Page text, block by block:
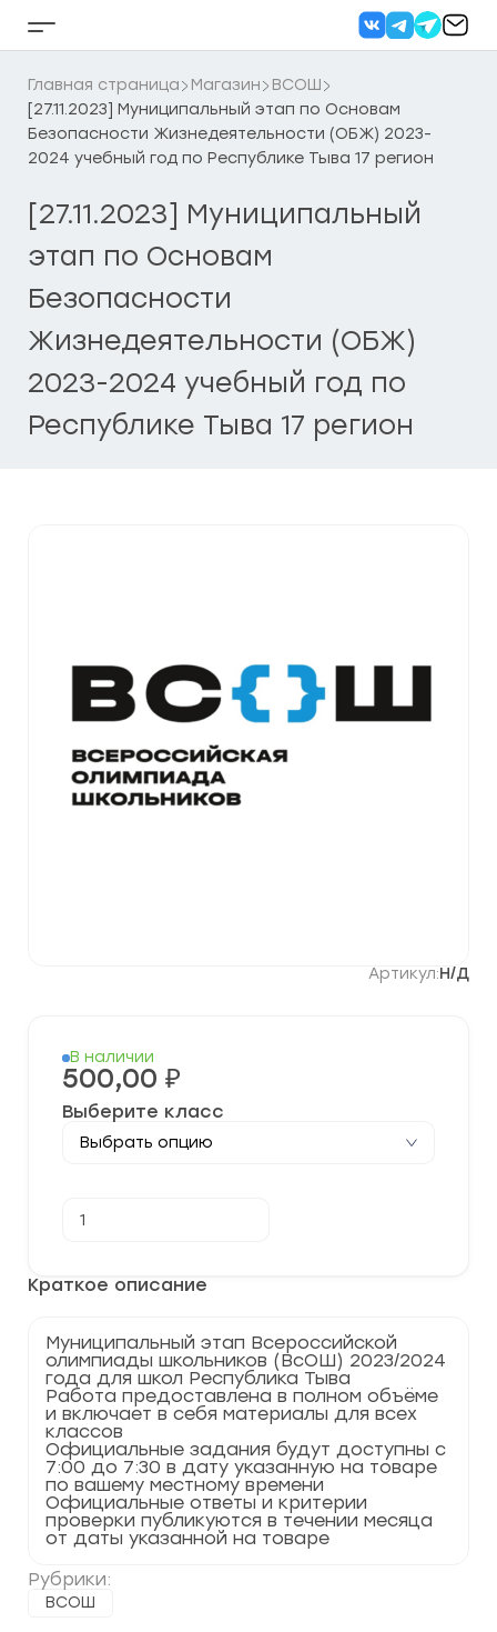
Кнопка
бокового
меню
Главная страница Магазин
ВСОШ
[27.11.2023] Муниципальный этап по Основам
Безопасности Жизнедеятельности (ОБЖ) 2023-
2024 учебный год по Республике Тыва 17 регион
[27.11.2023] Муниципальный
этап по Основам
Безопасности
Жизнедеятельности (ОБЖ)
2023-2024 учебный год по
Республике Тыва 17 регион
Артикул:Н/Д
Краткое описание
Муниципальный этап Всероссийской
олимпиады школьников (ВсОШ) 2023/2024
года для школ Республика Тыва
Работа предоставлена в полном объёме
и включает в себя материалы для всех
классов
Официальные задания будут доступны с
7:00 до 7:30 в дату указанную на товаре
по вашему местному времени
Официальные ответы и критерии
проверки публикуются в течении месяца
от даты указанной на товаре
Рубрики:
ВСОШ
В наличии
500,00 ₽
Выберите класс
товара
этап
по
Безопасности
Жизнедеятельности
(ОБЖ)
2023-
2024
учебный
год
по
Республике
Тыва
17
регион